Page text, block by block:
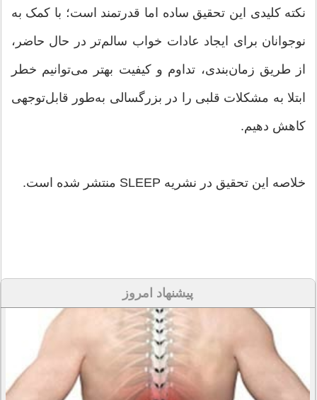
نکته کلیدی این تحقیق ساده اما قدرتمند است؛ با کمک به
نوجوانان برای ایجاد عادات خواب سالم‌تر در حال حاضر،
از طریق زمان‌بندی، تداوم و کیفیت بهتر می‌توانیم خطر
ابتلا به مشکلات قلبی را در بزرگسالی به‌طور قابل‌توجهی
کاهش دهیم.
خلاصه این تحقیق در نشریه SLEEP منتشر شده است.
پیشنهاد امروز